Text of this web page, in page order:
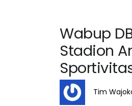
Wabup
Stadion
Tim